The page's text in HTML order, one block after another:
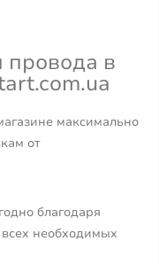
провода в
максимально
от
благодаря
необходимых